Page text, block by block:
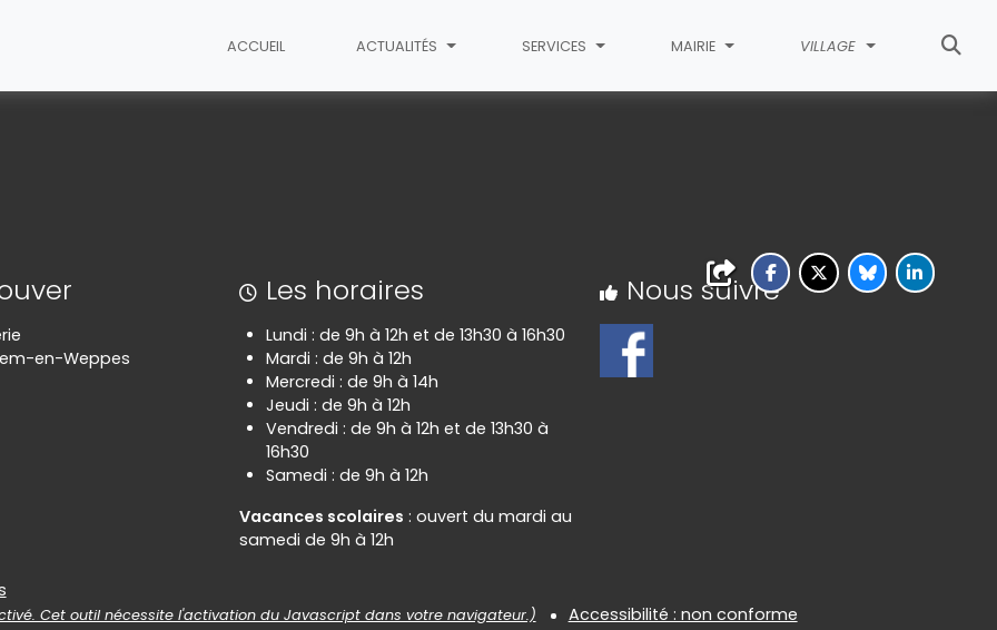
ACCUEIL ACTUALITÉS SERVICES MAIRIE VILLAGE
en-Weppes
Les horaires
Lundi : de 9h à 12h et de 13h30 à 16h30
Mardi : de 9h à 12h
Mercredi : de 9h à 14h
Jeudi : de 9h à 12h
Vendredi : de 9h à 12h et de 13h30 à
16h30
Samedi : de 9h à 12h
Vacances scolaires : ouvert du mardi au
samedi de 9h à 12h
Nous suivre
Cet outil nécessite l'activation du Javascript dans votre navigateur.)
Accessibilité : non conforme